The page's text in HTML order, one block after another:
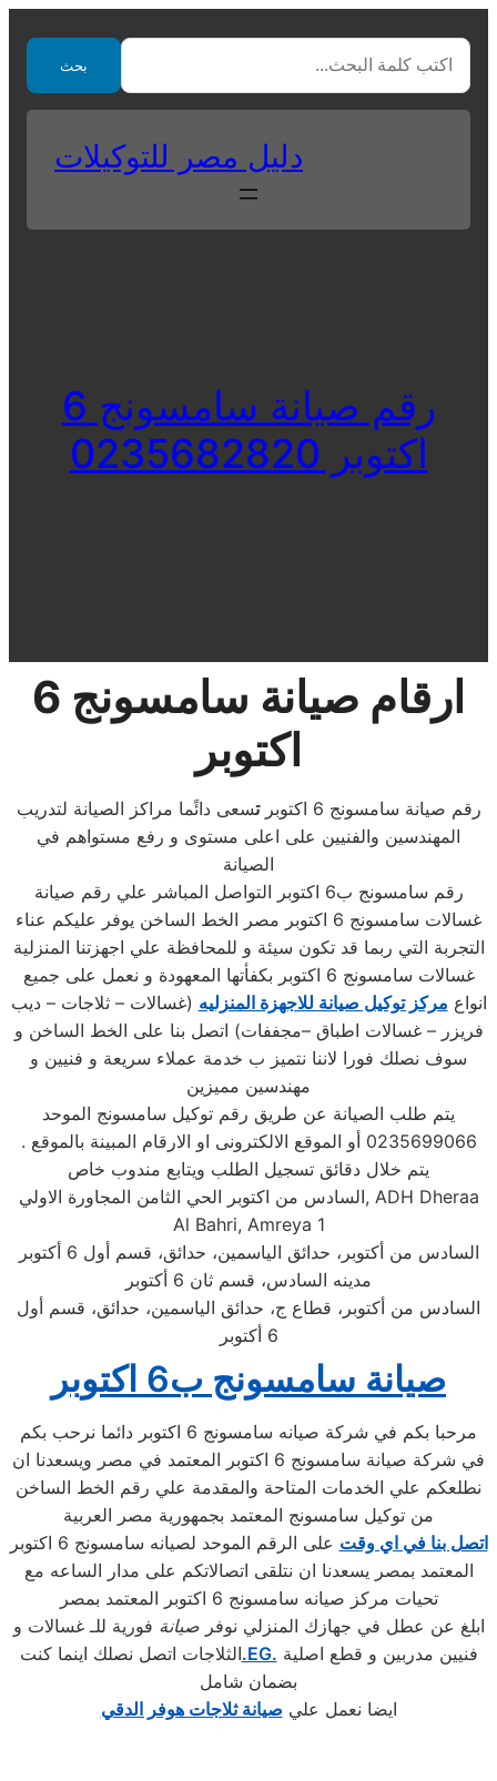
contentبحث
دليل مصر للتوكيلات
رقم صيانة سامسونج 6
اكتوبر 0235682820
ارقام صيانة سامسونج 6
اكتوبر
رقم صيانة سامسونج 6 اكتوبر تسعى دائًما مراكز الصيانة لتدريب
المهندسين والفنيين على اعلى مستوى و رفع مستواهم في
الصيانة
رقم سامسونج ب6 اكتوبر التواصل المباشر علي رقم صيانة
غسالات سامسونج 6 اكتوبر مصر الخط الساخن يوفر عليكم عناء
التجربة التي ربما قد تكون سيئة و للمحافظة علي اجهزتنا المنزلية
غسالات سامسونج 6 اكتوبر بكفأتها المعهودة و نعمل على جميع
انواع مركز توكيل صيانة للاجهزة المنزليه (غسالات – ثلاجات – ديب
فريزر – غسالات اطباق –مجففات) اتصل بنا على الخط الساخن و
سوف نصلك فورا لاننا نتميز ب خدمة عملاء سريعة و فنيين و
مهندسين مميزين
يتم طلب الصيانة عن طريق رقم توكيل سامسونج الموحد
0235699066 أو الموقع الالكترونى او الارقام المبينة بالموقع .
يتم خلال دقائق تسجيل الطلب ويتابع مندوب خاص
السادس من اكتوبر الحي الثامن المجاورة الاولي, ADH Dheraa
Al Bahri, Amreya 1
السادس من أكتوبر، حدائق الياسمين، حدائق، قسم أول 6 أكتوبر
مدينه السادس، قسم ثان 6 أكتوبر
السادس من أكتوبر، قطاع ج، حدائق الياسمين، حدائق، قسم أول
6 أكتوبر
صيانة سامسونج ب6 اكتوبر
مرحبا بكم في شركة صيانه سامسونج 6 اكتوبر دائما نرحب بكم
في شركة صيانة سامسونج 6 اكتوبر المعتمد في مصر ويسعدنا ان
نطلعكم علي الخدمات المتاحة والمقدمة علي رقم الخط الساخن
من توكيل سامسونج المعتمد بجمهورية مصر العربية
اتصل بنا في اي وقت
على الرقم الموحد لصيانه سامسونج 6 اكتوبر
المعتمد بمصر يسعدنا ان نتلقى اتصالاتكم على مدار الساعه مع
تحيات مركز صيانه سامسونج 6 اكتوبر المعتمد بمصر
ابلغ عن عطل في جهازك المنزلي نوفرصيانة فورية للـ غسالات و
الثلاجات اتصل نصلك اينما كنت.EG.
بضمان شامل
ايضا نعمل علي صيانة ثلاجات هوفر الدقي